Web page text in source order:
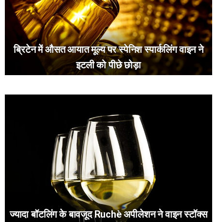
ब्रिटेन में औसत आयात मूल्य पर स्पेनिश स्पार्कलिंग वाइन ने
इटली को पीछे छोड़ा
ज्यादा बॉटलिंग के बावजूद Ruchè अपीलेशन ने वाइन स्टॉक्स